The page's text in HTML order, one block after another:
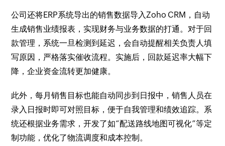
公司还将ERP系统导出的销售数据导入Zoho CRM，自动
生成销售业绩报表，实现财务与业务数据的打通。对于回
款管理，系统一旦检测到延迟，会自动提醒相关负责人填
写原因，严格落实催收流程。实施后，回款延迟率大幅下
降，企业资金流转更加健康。
此外，每月销售目标也能自动同步到日报中，销售人员在
录入日报时即可对照目标，便于自我管理和绩效追踪。系
统还根据业务需求，开发了如“配送路线地图可视化”等定
制功能，优化了物流调度和成本控制。